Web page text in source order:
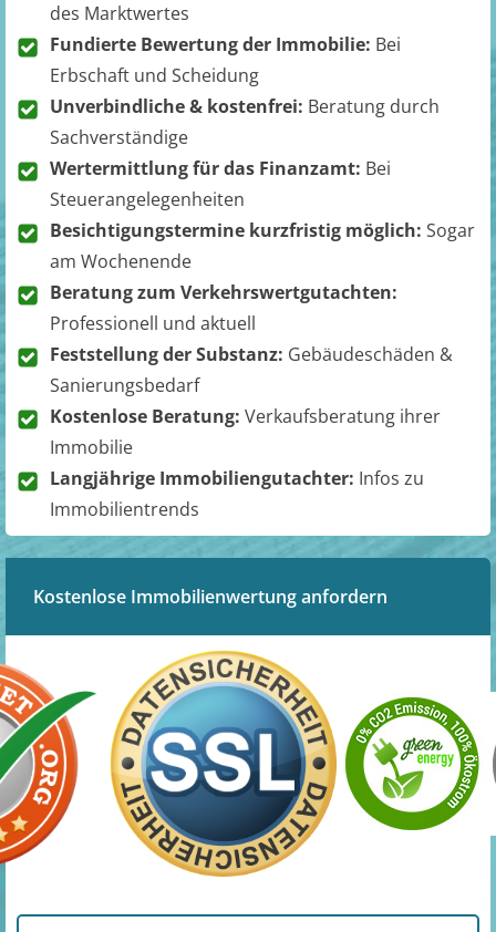
des Marktwertes
Fundierte Bewertung der Immobilie: Bei
Erbschaft und Scheidung
Unverbindliche & kostenfrei: Beratung durch
Sachverständige
Wertermittlung für das Finanzamt: Bei
Steuerangelegenheiten
Besichtigungstermine kurzfristig möglich: Sogar
am Wochenende
Beratung zum Verkehrswertgutachten:
Professionell und aktuell
Feststellung der Substanz: Gebäudeschäden &
Sanierungsbedarf
Kostenlose Beratung: Verkaufsberatung ihrer
Immobilie
Langjährige Immobiliengutachter: Infos zu
Immobilientrends
Kostenlose Immobilienwertung anfordern